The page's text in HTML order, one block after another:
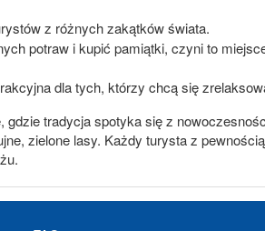
z różnych zakątków świata.
potraw i kupić pamiątki, czyni to
dla tych, którzy chcą się
tradycja spotyka się z
zielone lasy. Każdy turysta z